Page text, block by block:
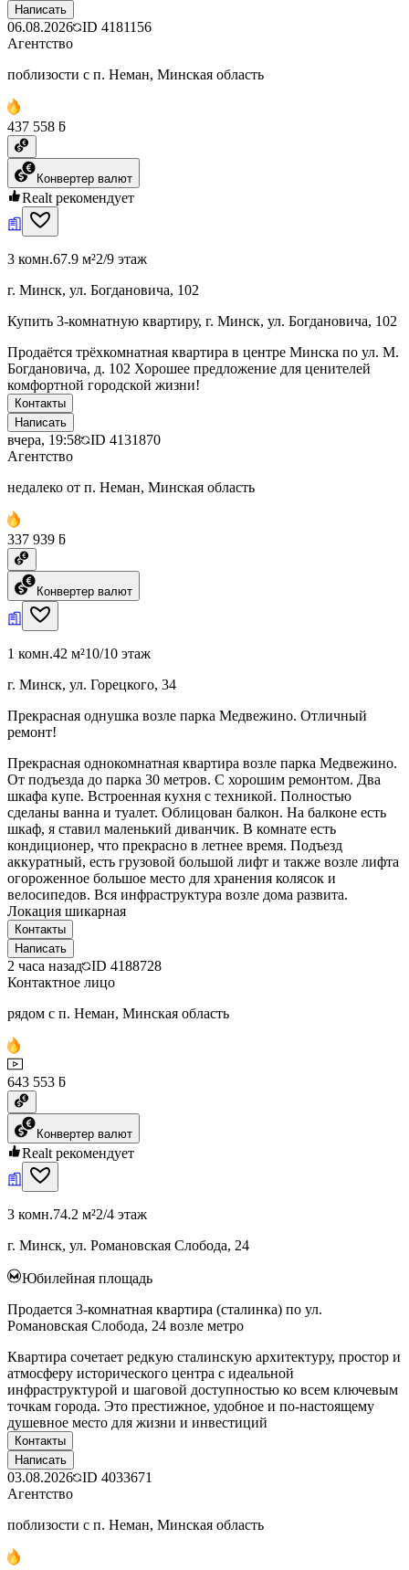
Написать
06.08.2026 ID 4181156
Агентство
поблизости с п. Неман, Минская область
437 558 ƃ
Конвертер валют
Realt рекомендует
3 комн.67.9 м²2/9 этаж
г. Минск, ул. Богдановича, 102
Купить 3-комнатную квартиру, г. Минск, ул. Богдановича, 102
Продаётся трёхкомнатная квартира в центре Минска по ул. М.
Богдановича, д. 102 Хорошее предложение для ценителей
комфортной городской жизни!
Контакты
Написать
вчера, 19:58 ID 4131870
Агентство
недалеко от п. Неман, Минская область
337 939 ƃ
Конвертер валют
1 комн.42 м²10/10 этаж
г. Минск, ул. Горецкого, 34
Прекрасная однушка возле парка Медвежино. Отличный
ремонт!
Прекрасная однокомнатная квартира возле парка Медвежино.
От подъезда до парка 30 метров. С хорошим ремонтом. Два
шкафа купе. Встроенная кухня с техникой. Полностью
сделаны ванна и туалет. Облицован балкон. На балконе есть
шкаф, я ставил маленький диванчик. В комнате есть
кондиционер, что прекрасно в летнее время. Подъезд
аккуратный, есть грузовой большой лифт и также возле лифта
огороженное большое место для хранения колясок и
велосипедов. Вся инфраструктура возле дома развита.
Локация шикарная
Контакты
Написать
2 часа назад ID 4188728
Контактное лицо
рядом с п. Неман, Минская область
643 553 ƃ
Конвертер валют
Realt рекомендует
3 комн.74.2 м²2/4 этаж
г. Минск, ул. Романовская Слобода, 24
Юбилейная площадь
Продается 3-комнатная квартира (сталинка) по ул.
Романовская Слобода, 24 возле метро
Квартира сочетает редкую сталинскую архитектуру, простор и
атмосферу исторического центра с идеальной
инфраструктурой и шаговой доступностью ко всем ключевым
точкам города. Это престижное, удобное и по‑настоящему
душевное место для жизни и инвестиций
Контакты
Написать
03.08.2026 ID 4033671
Агентство
поблизости с п. Неман, Минская область